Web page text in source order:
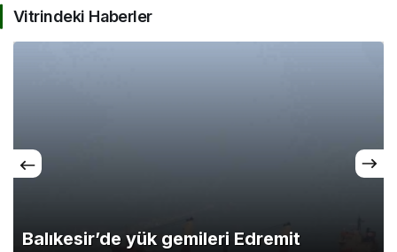
Vitrindeki Haberler
Balıkesir’de yük gemileri Edremit